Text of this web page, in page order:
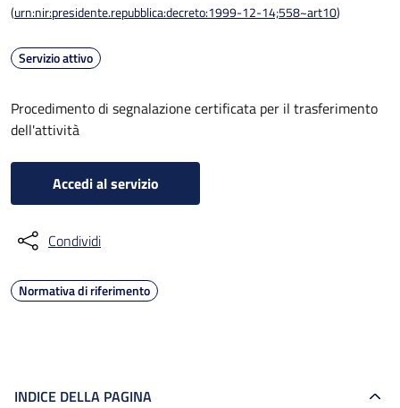
(urn:nir:presidente.repubblica:decreto:1999-12-14;558~art10)
Servizio attivo
Procedimento di segnalazione certificata per il trasferimento
dell'attività
Accedi al servizio
Condividi
Normativa di riferimento
INDICE DELLA PAGINA